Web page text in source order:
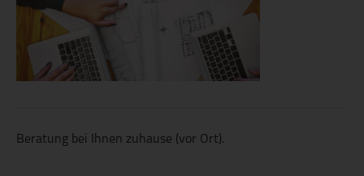
Beratung bei Ihnen zuhause (vor Ort).